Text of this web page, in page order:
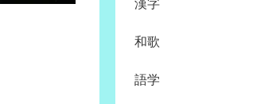
漢字
和歌
語学